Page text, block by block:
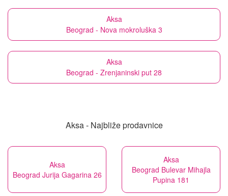
Aksa
Beograd - Nova mokroluška 3
Aksa
Beograd - Zrenjaninski put 28
Aksa - Najbliže prodavnice
Aksa
Beograd Jurija Gagarina 26
Aksa
Beograd Bulevar Mihajla
Pupina 181